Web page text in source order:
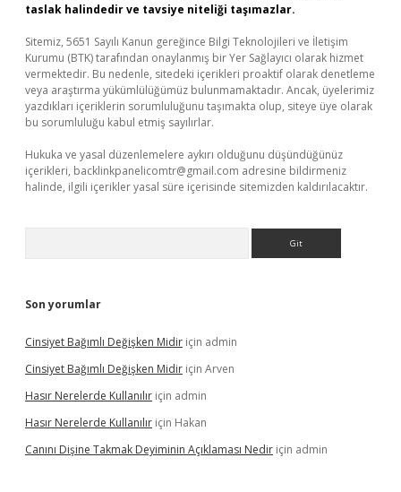
taslak halindedir ve tavsiye niteliği taşımazlar.
Sitemiz, 5651 Sayılı Kanun gereğince Bilgi Teknolojileri ve İletişim
Kurumu (BTK) tarafından onaylanmış bir Yer Sağlayıcı olarak hizmet
vermektedir. Bu nedenle, sitedeki içerikleri proaktif olarak denetleme
veya araştırma yükümlülüğümüz bulunmamaktadır. Ancak, üyelerimiz
yazdıkları içeriklerin sorumluluğunu taşımakta olup, siteye üye olarak
bu sorumluluğu kabul etmiş sayılırlar.
Hukuka ve yasal düzenlemelere aykırı olduğunu düşündüğünüz
içerikleri, backlinkpanelicomtr@gmail.com adresine bildirmeniz
halinde, ilgili içerikler yasal süre içerisinde sitemizden kaldırılacaktır.
Son yorumlar
Cinsiyet Bağımlı Değişken Midir için admin
Cinsiyet Bağımlı Değişken Midir için Arven
Hasır Nerelerde Kullanılır için admin
Hasır Nerelerde Kullanılır için Hakan
Canını Dişine Takmak Deyiminin Açıklaması Nedir için admin